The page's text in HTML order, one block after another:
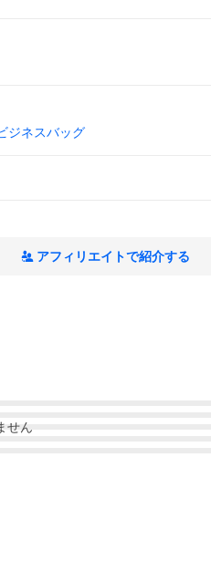
ジネスバッグ
アフィリエイトで紹介する
せん